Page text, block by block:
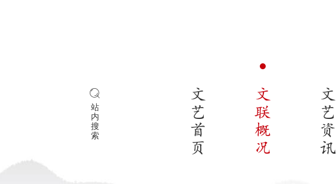
站
内
搜
索
文
艺
首
页
文
联
概
况
文
艺
资
讯